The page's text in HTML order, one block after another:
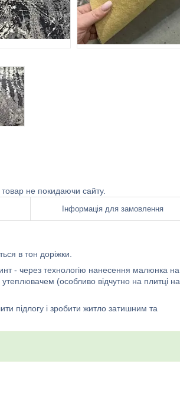
не покидаючи сайту.
Інформація для замовлення
в тон доріжки.
- через технологію нанесення малюнка на
(особливо відчутно на плитці на
підлогу і зробити житло затишним та